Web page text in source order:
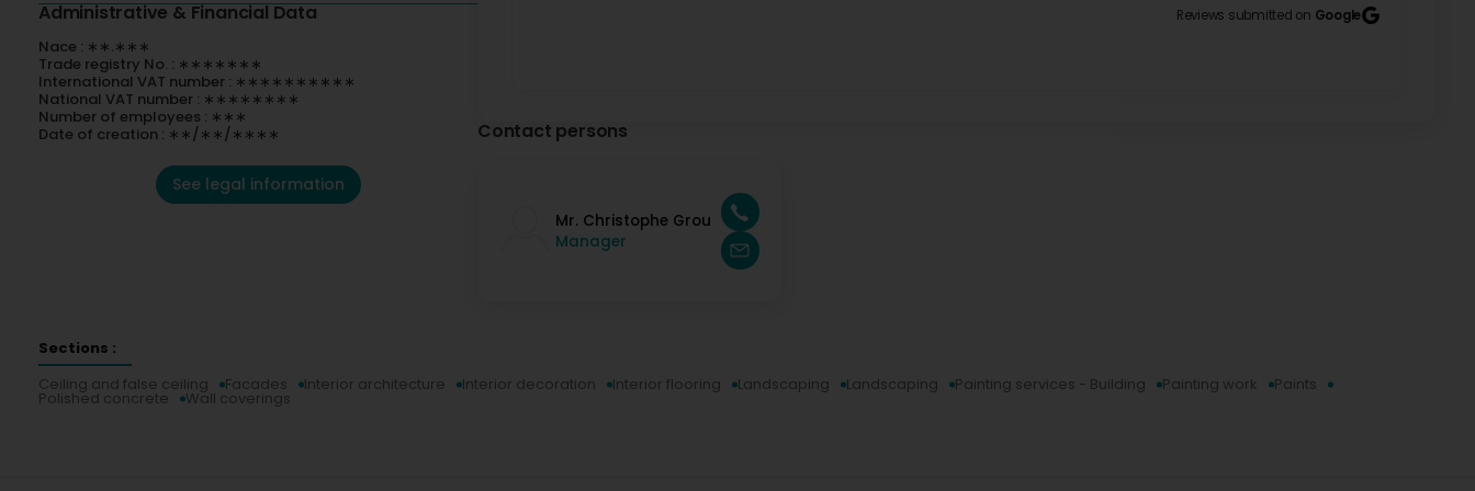
Administrative & Financial Data
Nace : ∗∗.∗∗∗
Trade registry No. : ∗∗∗∗∗∗∗
International VAT number : ∗∗∗∗∗∗∗∗∗∗
National VAT number : ∗∗∗∗∗∗∗∗
Number of employees : ∗∗∗
Date of creation : ∗∗/∗∗/∗∗∗∗
See legal information
Reviews submitted on Google
Contact persons
Mr. Christophe Grou
Manager
Sections :
Ceiling and false ceiling
Facades Interior architecture Interior decoration Interior flooring Landscaping Landscaping Painting services - Building Painting work Paints
Polished concrete Wall coverings